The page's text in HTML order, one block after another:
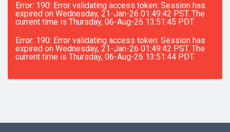
Error: 190: Error validating access token: Session has
expired on Wednesday, 21-Jan-26 01:49:42 PST. The
current time is Thursday, 06-Aug-26 13:51:45 PDT.
Error: 190: Error validating access token: Session has
expired on Wednesday, 21-Jan-26 01:49:42 PST. The
current time is Thursday, 06-Aug-26 13:51:44 PDT.